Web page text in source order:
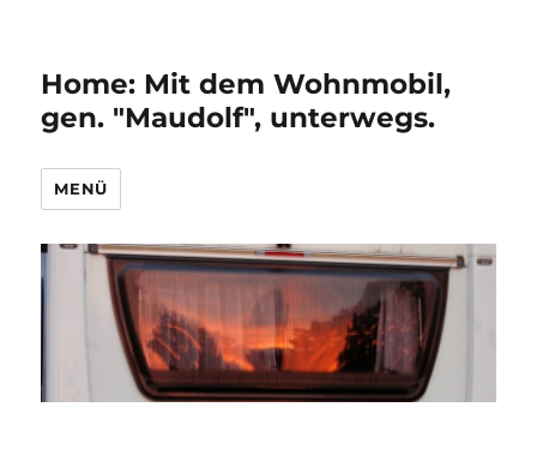
Home: Mit dem Wohnmobil,
gen. "Maudolf", unterwegs.
MENÜ